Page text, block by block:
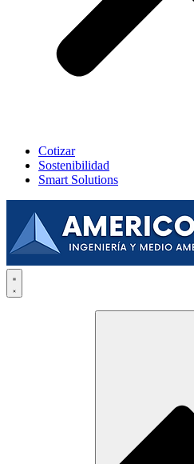
Cotizar
Sostenibilidad
Smart Solutions